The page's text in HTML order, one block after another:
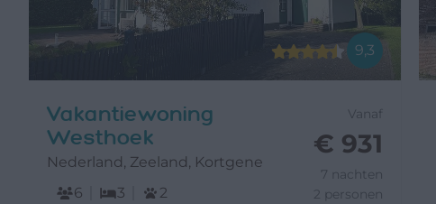
9,3
Vanaf
€ 931
7 nachten
2 personen
Vakantiewoning
Westhoek
Nederland, Zeeland, Kortgene
6
3
2